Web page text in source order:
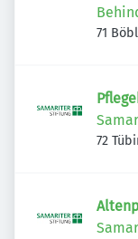
71
72